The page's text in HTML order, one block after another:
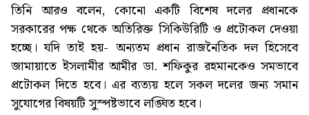
তিনি আরও বলেন, কোনো একটি বিশেষ দলের প্রধানকে
সরকারের পক্ষ থেকে অতিরিক্ত সিকিউরিটি ও প্রটোকল দেওয়া
হচ্ছে। যদি তাই হয়- অন্যতম প্রধান রাজনৈতিক দল হিসেবে
জামায়াতে ইসলামীর আমীর ডা. শফিকুর রহমানকেও সমভাবে
প্রটোকল দিতে হবে। এর ব্যত্যয় হলে সকল দলের জন্য সমান
সুযোগের বিষয়টি সুস্পষ্টভাবে লঙ্ঘিত হবে।